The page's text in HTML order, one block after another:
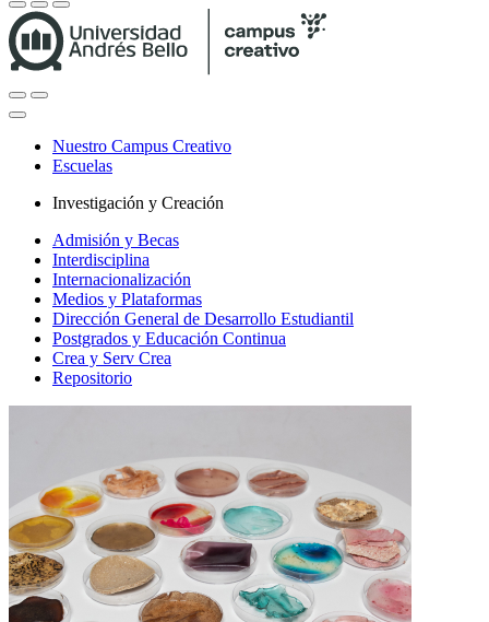
Nuestro Campus Creativo
Escuelas
Investigación y Creación
Admisión y Becas
Interdisciplina
Internacionalización
Medios y Plataformas
Dirección General de Desarrollo Estudiantil
Postgrados y Educación Continua
Crea y Serv Crea
Repositorio